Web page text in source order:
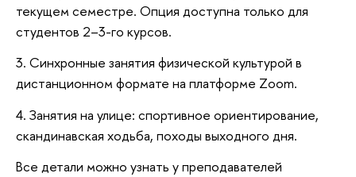
текущем семестре. Опция доступна только для
студентов 2–3-го курсов.
3. Синхронные занятия физической культурой в
дистанционном формате на платформе Zoom.
4. Занятия на улице: спортивное ориентирование,
скандинавская ходьба, походы выходного дня.
Все детали можно узнать у преподавателей